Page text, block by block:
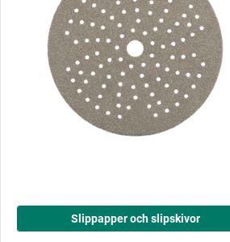
Slippapper och slipskivor